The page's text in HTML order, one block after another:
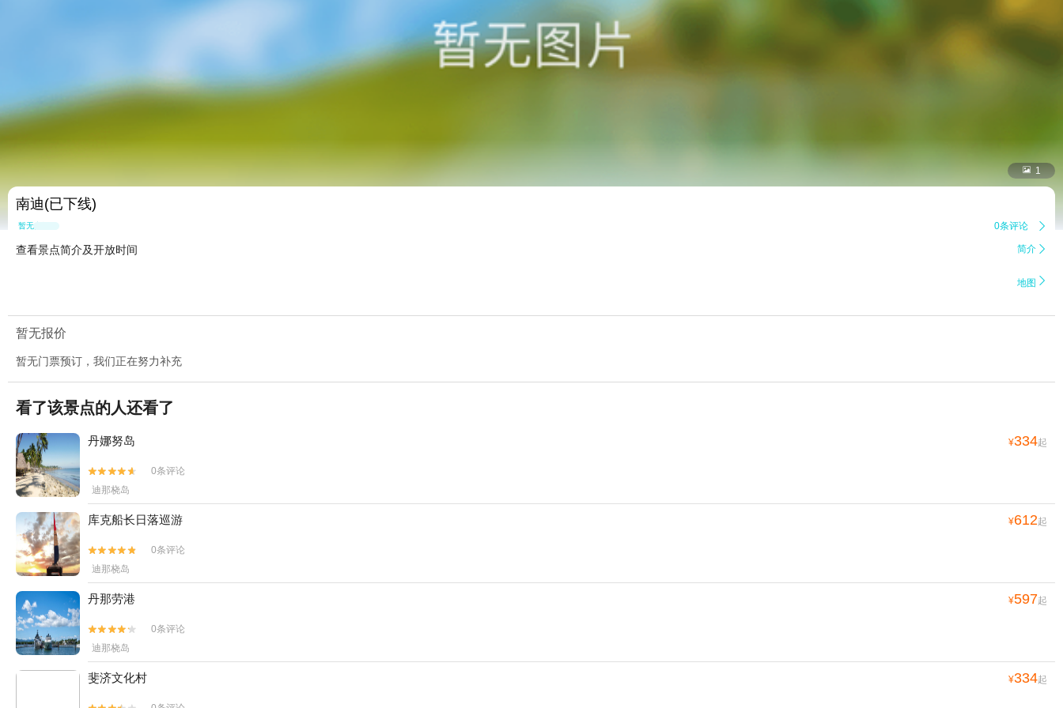
 1
南迪(已下线)
暂无点评 0条评论 
查看景点简介及开放时间 简介 
地图 
暂无报价
暂无门票预订，我们正在努力补充
看了该景点的人还看了
丹娜努岛 ¥334起


0条评论
迪那桡岛
库克船长日落巡游 ¥612起


0条评论
迪那桡岛
丹那劳港 ¥597起


0条评论
迪那桡岛
斐济文化村 ¥334起